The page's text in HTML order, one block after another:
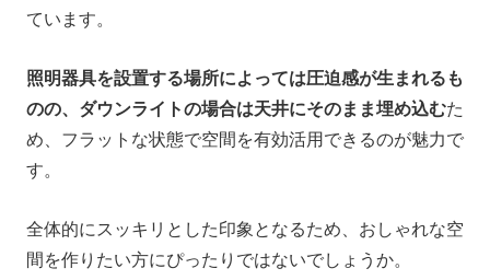
ています。
照明器具を設置する場所によっては圧迫感が生まれるも
のの、ダウンライトの場合は天井にそのまま埋め込むた
め、フラットな状態で空間を有効活用できるのが魅力で
す。
全体的にスッキリとした印象となるため、おしゃれな空
間を作りたい方にぴったりではないでしょうか。